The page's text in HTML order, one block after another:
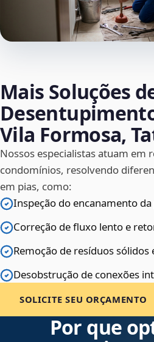
Mais Soluções
Vila Formosa,
Nossos especialistas atuam em
condomínios, resolvendo
em pias, como:
Inspeção do encanamento
Correção de fluxo lento e
Remoção de resíduos
Desobstrução de conexões
SOLICITE SEU ORÇAMENTO
Por que